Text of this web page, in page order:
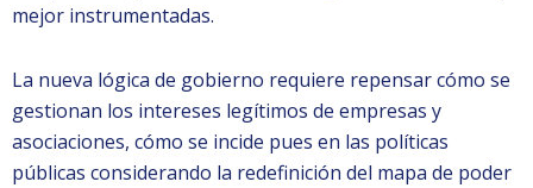
mejor instrumentadas.
La nueva lógica de gobierno requiere repensar cómo se
gestionan los intereses legítimos de empresas y
asociaciones, cómo se incide pues en las políticas
públicas considerando la redefinición del mapa de poder